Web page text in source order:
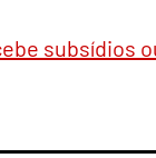
subsídios